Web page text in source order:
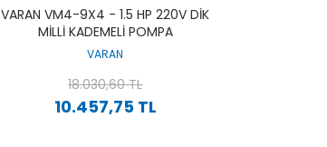
VARAN VM4-9X4 - 1.5 HP 220V DIK
MILLI KADEMELI POMPA
VARAN
10.457,75 TL
18.030,60 TL